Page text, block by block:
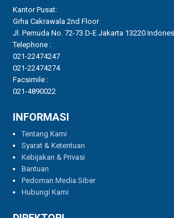
Kantor Pusat:
Grha Cakrawala 2nd Floor
Jl. Pemuda No. 72-73 D-E Jakarta 13220
Telephone :
021-22474247
021-22474274
Facsimile :
021-4890022
INFORMASI
Tentang Kami
Syarat & Ketentuan
Kebijakan & Privasi
Bantuan
Pedoman Media Siber
Hubungi Kami